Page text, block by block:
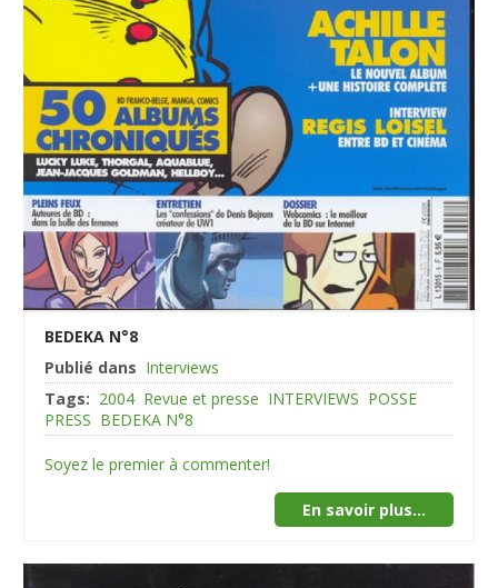
BEDEKA N°8
Publié dans Interviews
Tags: 2004 Revue et presse INTERVIEWS POSSE
PRESS BEDEKA N°8
Soyez le premier à commenter!
En savoir plus...